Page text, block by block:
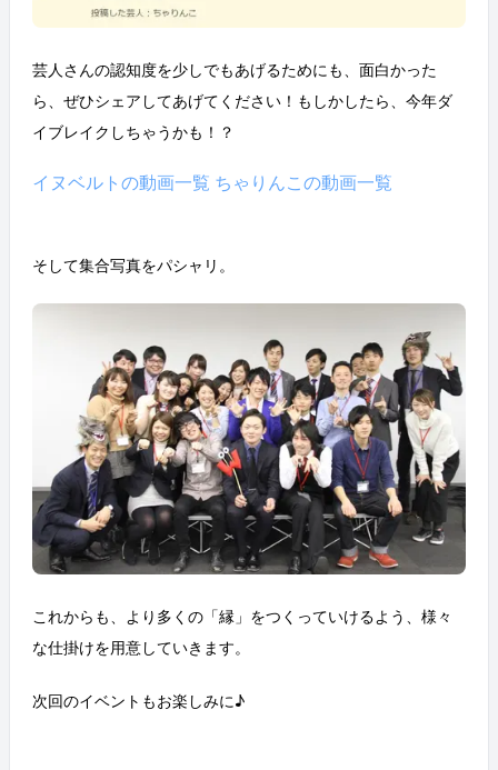
芸人さんの認知度を少しでもあげるためにも、面白かった
ら、ぜひシェアしてあげてください！もしかしたら、今年ダ
イブレイクしちゃうかも！？
イヌベルトの動画一覧 ちゃりんこの動画一覧
そして集合写真をパシャリ。
これからも、より多くの「縁」をつくっていけるよう、様々
な仕掛けを用意していきます。
次回のイベントもお楽しみに♪